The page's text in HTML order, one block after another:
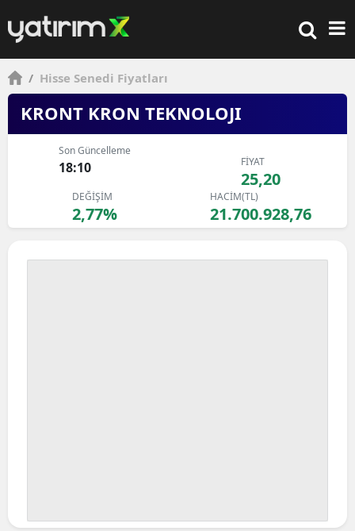
/ Hisse Senedi Fiyatları
KRONT KRON TEKNOLOJI
Son Güncelleme
18:10 FİYAT
25,20
DEĞİŞİM
2,77%
HACİM(TL)
21.700.928,76